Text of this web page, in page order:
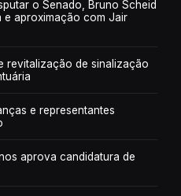
o Senado, Bruno Scheid
e aproximação com Jair
revitalização de sinalização
e representantes
aprova candidatura de